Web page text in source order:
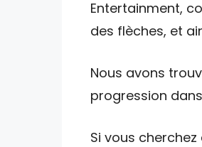
Entertainment,
des flèches, et
Nous avons
progression
Si vous